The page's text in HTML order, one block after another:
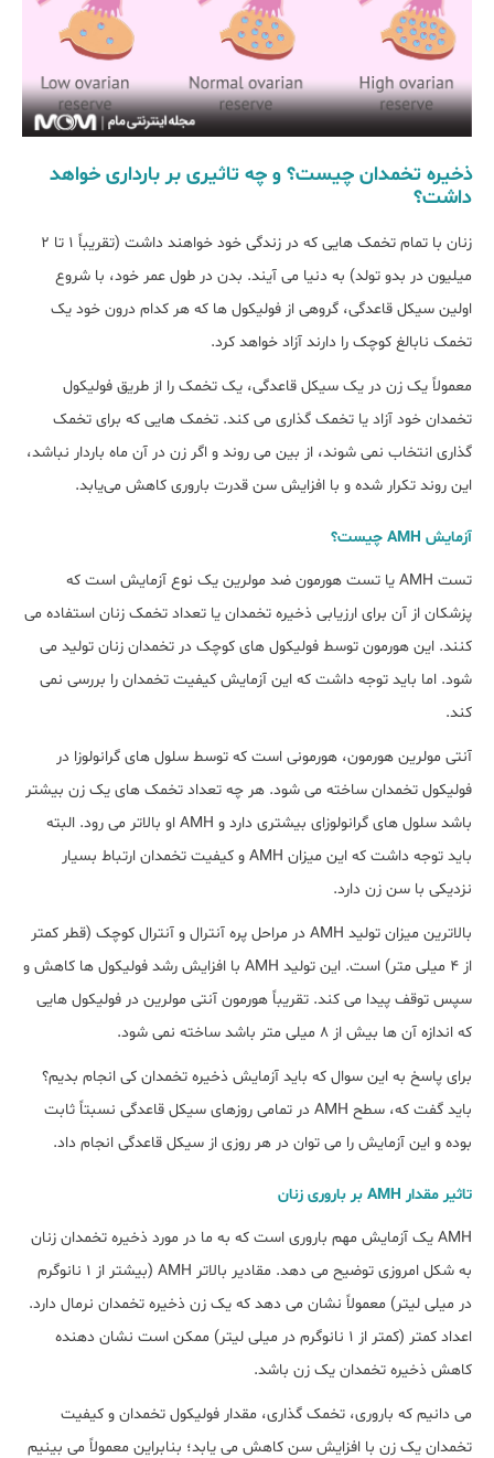
ذخیره تخمدان چیست؟ و چه تاثیری بر بارداری خواهد
داشت؟
زنان با تمام تخمک هایی که در زندگی خود خواهند داشت (تقریباً 1 تا 2
میلیون در بدو تولد) به دنیا می آیند. بدن در طول عمر خود، با شروع
اولین سیکل قاعدگی، گروهی از فولیکول ها که هر کدام درون خود یک
تخمک نابالغ کوچک را دارند آزاد خواهد کرد.
معمولاً یک زن در یک سیکل قاعدگی، یک تخمک را از طریق فولیکول
تخمدان خود آزاد یا تخمک گذاری می کند. تخمک هایی که برای تخمک
گذاری انتخاب نمی شوند، از بین می روند و اگر زن در آن ماه باردار نباشد،
این روند تکرار شده و با افزایش سن قدرت باروری کاهش می‌یابد.
آزمایش AMH چیست؟
تست AMH یا تست هورمون ضد مولرین یک نوع آزمایش است که
پزشکان از آن برای ارزیابی ذخیره تخمدان یا تعداد تخمک زنان استفاده می
کنند. این هورمون توسط فولیکول های کوچک در تخمدان زنان تولید می
شود. اما باید توجه داشت که این آزمایش کیفیت تخمدان را بررسی نمی
کند.
آنتی مولرین هورمون، هورمونی است که توسط سلول های گرانولوزا در
فولیکول تخمدان ساخته می شود. هر چه تعداد تخمک های یک زن بیشتر
باشد سلول های گرانولوزای بیشتری دارد و AMH او بالاتر می رود. البته
باید توجه داشت که این میزان AMH و کیفیت تخمدان ارتباط بسیار
نزدیکی با سن زن دارد.
بالاترین میزان تولید AMH در مراحل پره آنترال و آنترال کوچک (قطر کمتر
از 4 میلی متر) است. این تولید AMH با افزایش رشد فولیکول ها کاهش و
سپس توقف پیدا می کند. تقریباً هورمون آنتی مولرین در فولیکول هایی
که اندازه آن ها بیش از 8 میلی متر باشد ساخته نمی شود.
برای پاسخ به این سوال که باید آزمایش ذخیره تخمدان کی انجام بدیم؟
باید گفت که، سطح AMH در تمامی روزهای سیکل قاعدگی نسبتاً ثابت
بوده و این آزمایش را می توان در هر روزی از سیکل قاعدگی انجام داد.
تاثیر مقدار AMH بر باروری زنان
AMH یک آزمایش مهم باروری است که به ما در مورد ذخیره تخمدان زنان
به شکل امروزی توضیح می دهد. مقادیر بالاتر AMH (بیشتر از 1 نانوگرم
در میلی لیتر) معمولاً نشان می دهد که یک زن ذخیره تخمدان نرمال دارد.
اعداد کمتر (کمتر از 1 نانوگرم در میلی لیتر) ممکن است نشان دهنده
کاهش ذخیره تخمدان یک زن باشد.
می دانیم که باروری، تخمک گذاری، مقدار فولیکول تخمدان و کیفیت
تخمدان یک زن با افزایش سن کاهش می یابد؛ بنابراین معمولاً می بینیم